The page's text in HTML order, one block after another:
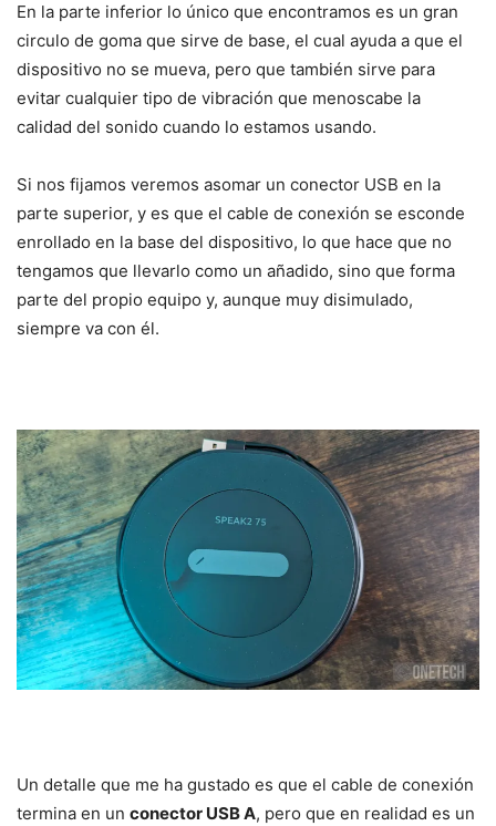
En la parte inferior lo único que encontramos es un gran
circulo de goma que sirve de base, el cual ayuda a que el
dispositivo no se mueva, pero que también sirve para
evitar cualquier tipo de vibración que menoscabe la
calidad del sonido cuando lo estamos usando.
Si nos fijamos veremos asomar un conector USB en la
parte superior, y es que el cable de conexión se esconde
enrollado en la base del dispositivo, lo que hace que no
tengamos que llevarlo como un añadido, sino que forma
parte del propio equipo y, aunque muy disimulado,
siempre va con él.
Un detalle que me ha gustado es que el cable de conexión
termina en un conector USB A, pero que en realidad es un